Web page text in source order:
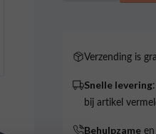
Verzending is
Snelle levering
bij artikel
Behulpzame